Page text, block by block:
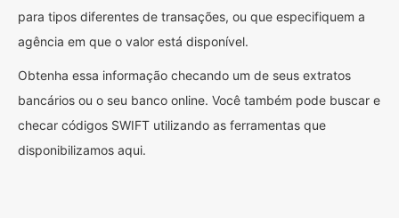
para tipos diferentes de transações, ou que especifiquem a
agência em que o valor está disponível.
Obtenha essa informação checando um de seus extratos
bancários ou o seu banco online. Você também pode buscar e
checar códigos SWIFT utilizando as ferramentas que
disponibilizamos aqui.